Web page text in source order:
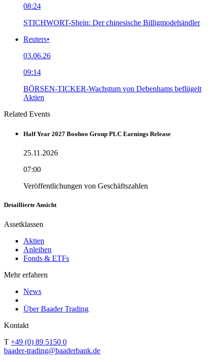
08:24
STICHWORT-Shein: Der chinesische Billigmodehändler
Reuters•
03.06.26
09:14
BÖRSEN-TICKER-Wachstum von Debenhams beflügelt
Aktien
Related Events
Half Year 2027 Boohoo Group PLC Earnings Release
25.11.2026
07:00
Veröffentlichungen von Geschäftszahlen
Detaillierte Ansicht
Assetklassen
Aktien
Anleihen
Fonds & ETFs
Mehr erfahren
News
Über Baader Trading
Kontakt
T +49 (0) 89 5150 0
baader-trading@baaderbank.de